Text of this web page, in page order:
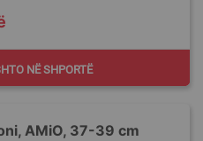
NË SHPORTË
AMiO, 37-39 cm